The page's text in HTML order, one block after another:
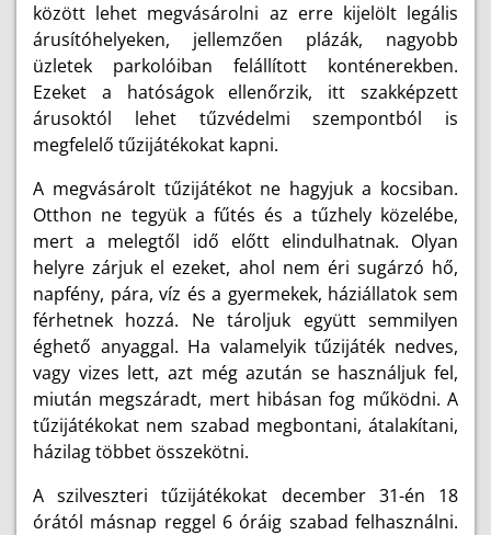
között lehet megvásárolni az erre kijelölt legális
árusítóhelyeken, jellemzően plázák, nagyobb
üzletek parkolóiban felállított konténerekben.
Ezeket a hatóságok ellenőrzik, itt szakképzett
árusoktól lehet tűzvédelmi szempontból is
megfelelő tűzijátékokat kapni.
A megvásárolt tűzijátékot ne hagyjuk a kocsiban.
Otthon ne tegyük a fűtés és a tűzhely közelébe,
mert a melegtől idő előtt elindulhatnak. Olyan
helyre zárjuk el ezeket, ahol nem éri sugárzó hő,
napfény, pára, víz és a gyermekek, háziállatok sem
férhetnek hozzá. Ne tároljuk együtt semmilyen
éghető anyaggal. Ha valamelyik tűzijáték nedves,
vagy vizes lett, azt még azután se használjuk fel,
miután megszáradt, mert hibásan fog működni. A
tűzijátékokat nem szabad megbontani, átalakítani,
házilag többet összekötni.
A szilveszteri tűzijátékokat december 31-én 18
órától másnap reggel 6 óráig szabad felhasználni.